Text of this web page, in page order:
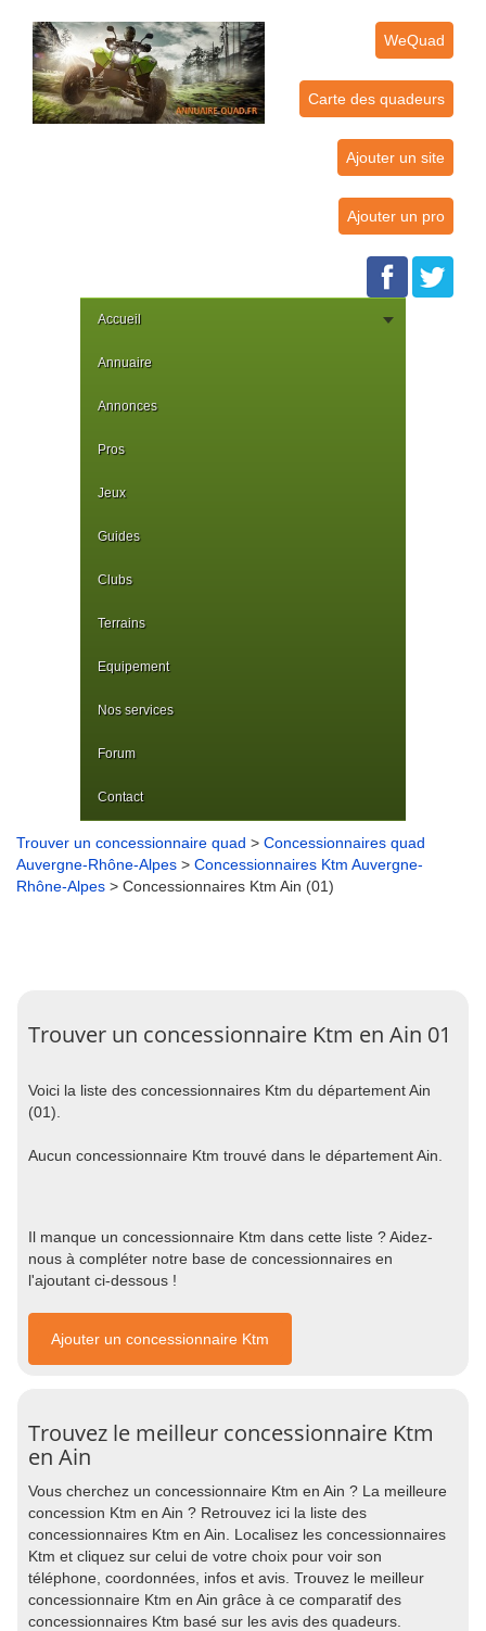
WeQuad
Carte des quadeurs
Ajouter un site
Ajouter un pro
Accueil
Annuaire
Annonces
Pros
Jeux
Guides
Clubs
Terrains
Equipement
Nos services
Forum
Contact
Trouver un concessionnaire quad > Concessionnaires quad
Auvergne-Rhône-Alpes > Concessionnaires Ktm Auvergne-
Rhône-Alpes > Concessionnaires Ktm Ain (01)
Trouver un concessionnaire Ktm en Ain 01
Voici la liste des concessionnaires Ktm du département Ain
(01).
Aucun concessionnaire Ktm trouvé dans le département Ain.
Il manque un concessionnaire Ktm dans cette liste ? Aidez-
nous à compléter notre base de concessionnaires en
l'ajoutant ci-dessous !
Ajouter un concessionnaire Ktm
Trouvez le meilleur concessionnaire Ktm
en Ain
Vous cherchez un concessionnaire Ktm en Ain ? La meilleure
concession Ktm en Ain ? Retrouvez ici la liste des
concessionnaires Ktm en Ain. Localisez les concessionnaires
Ktm et cliquez sur celui de votre choix pour voir son
téléphone, coordonnées, infos et avis. Trouvez le meilleur
concessionnaire Ktm en Ain grâce à ce comparatif des
concessionnaires Ktm basé sur les avis des quadeurs.